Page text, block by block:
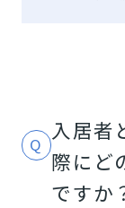
し、同時
トラブルを
しっかりと
締結します
入居者
際にど
ですか